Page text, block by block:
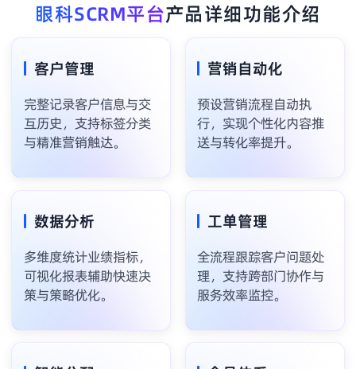
眼科SCRM平台产品详细功能介绍
客户管理
完整记录客户信息与交
互历史，支持标签分类
与精准营销触达。
营销自动化
预设营销流程自动执
行，实现个性化内容推
送与转化率提升。
数据分析
多维度统计业绩指标，
可视化报表辅助快速决
策与策略优化。
工单管理
全流程跟踪客户问题处
理，支持跨部门协作与
服务效率监控。